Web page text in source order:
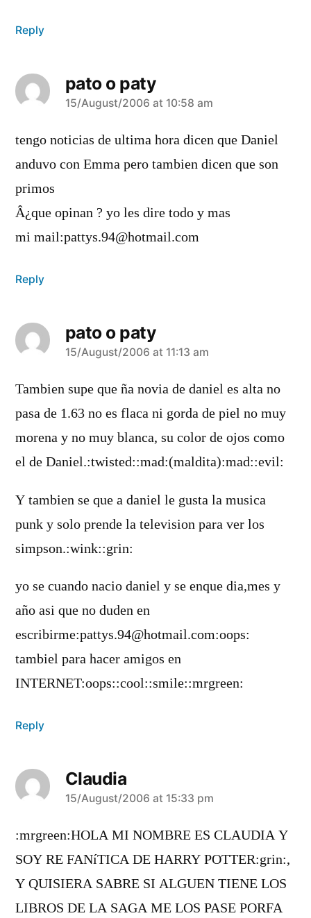
Reply
pato o paty
says:
15/August/2006 at 10:58 am
tengo noticias de ultima hora dicen que Daniel
anduvo con Emma pero tambien dicen que son
primos
Â¿que opinan ? yo les dire todo y mas
mi mail:pattys.94@hotmail.com
Reply
pato o paty
says:
15/August/2006 at 11:13 am
Tambien supe que ña novia de daniel es alta no
pasa de 1.63 no es flaca ni gorda de piel no muy
morena y no muy blanca, su color de ojos como
el de Daniel.:twisted::mad:(maldita):mad::evil:
Y tambien se que a daniel le gusta la musica
punk y solo prende la television para ver los
simpson.:wink::grin:
yo se cuando nacio daniel y se enque dia,mes y
año asi que no duden en
escribirme:pattys.94@hotmail.com:oops:
tambiel para hacer amigos en
INTERNET:oops::cool::smile::mrgreen:
Reply
Claudia
says:
15/August/2006 at 15:33 pm
:mrgreen:HOLA MI NOMBRE ES CLAUDIA Y
SOY RE FANíTICA DE HARRY POTTER:grin:,
Y QUISIERA SABRE SI ALGUEN TIENE LOS
LIBROS DE LA SAGA ME LOS PASE PORFA